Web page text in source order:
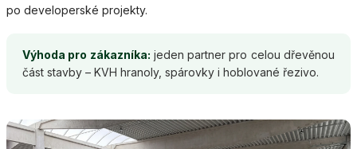
po developerské projekty.
Výhoda pro zákazníka: jeden partner pro celou dřevěnou
část stavby – KVH hranoly, spárovky i hoblované řezivo.